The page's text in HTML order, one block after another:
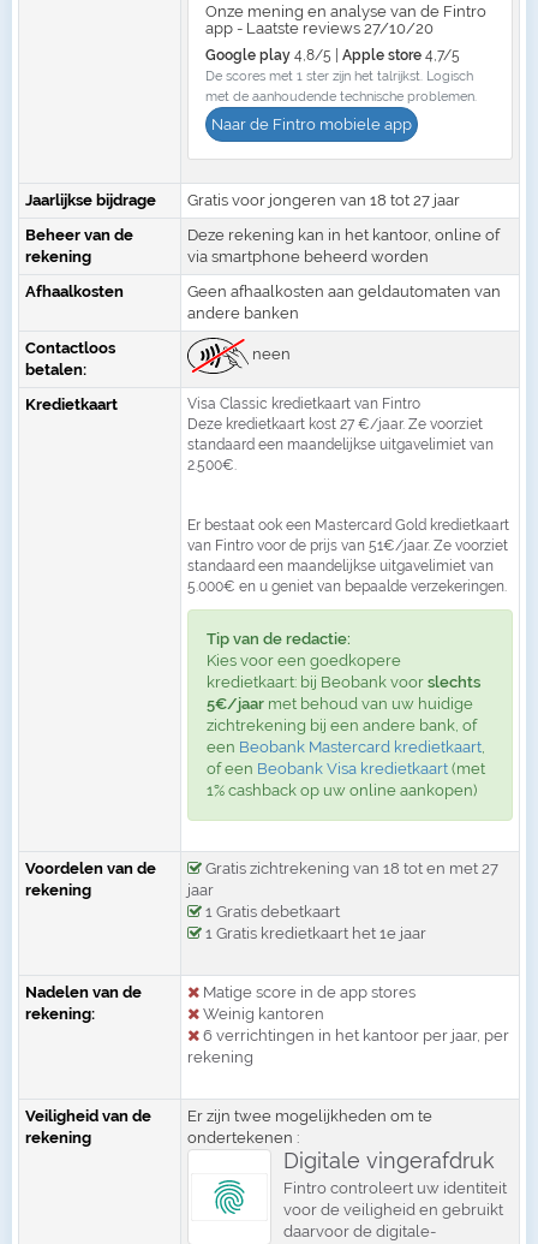
Onze mening en analyse van de Fintro
app - Laatste reviews 27/10/20
Google play 4,8/5 |Apple store 4,7/5
De scores met 1 ster zijn het talrijkst. Logisch
met de aanhoudende technische problemen.
Naar de Fintro mobiele app
Jaarlijkse bijdrage
Gratis voor jongeren van 18 tot 27 jaar
Beheer van de
rekening
Deze rekening kan in het kantoor, online of
via smartphone beheerd worden
Afhaalkosten
Geen afhaalkosten aan geldautomaten van
andere banken
Contactloos
betalen:
neen
Kredietkaart
Visa Classic kredietkaart van Fintro
Deze kredietkaart kost 27 €/jaar. Ze voorziet
standaard een maandelijkse uitgavelimiet van
2.500€.
Er bestaat ook een Mastercard Gold kredietkaart
van Fintro voor de prijs van 51€/jaar. Ze voorziet
standaard een maandelijkse uitgavelimiet van
5.000€ en u geniet van bepaalde verzekeringen.
Tip van de redactie:
Kies voor een goedkopere
kredietkaart: bij Beobank voor slechts
5€/jaar met behoud van uw huidige
zichtrekening bij een andere bank, of
een Beobank Mastercard kredietkaart,
of een Beobank Visa kredietkaart (met
1% cashback op uw online aankopen)
Voordelen van de
rekening
Gratis zichtrekening van 18 tot en met 27
jaar
1 Gratis debetkaart
1 Gratis kredietkaart het 1e jaar
Nadelen van de
rekening:
Matige score in de app stores
Weinig kantoren
6 verrichtingen in het kantoor per jaar, per
rekening
Veiligheid van de
rekening
Er zijn twee mogelijkheden om te
ondertekenen :
Digitale vingerafdruk
Fintro controleert uw identiteit
voor de veiligheid en gebruikt
daarvoor de digitale-